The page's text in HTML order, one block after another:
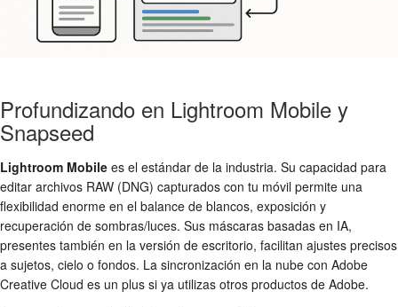
Profundizando en Lightroom Mobile y
Snapseed
Lightroom Mobile es el estándar de la industria. Su capacidad para
editar archivos RAW (DNG) capturados con tu móvil permite una
flexibilidad enorme en el balance de blancos, exposición y
recuperación de sombras/luces. Sus máscaras basadas en IA,
presentes también en la versión de escritorio, facilitan ajustes precisos
a sujetos, cielo o fondos. La sincronización en la nube con Adobe
Creative Cloud es un plus si ya utilizas otros productos de Adobe.